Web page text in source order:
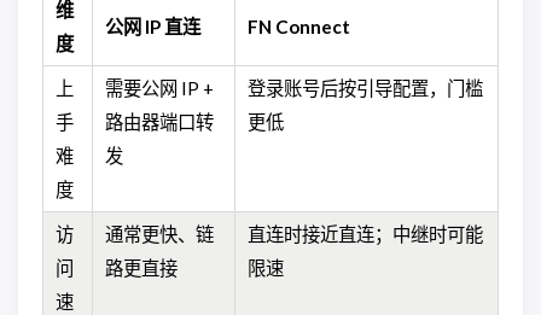
维
度
公网 IP 直连 FN Connect
上
手
难
度
需要公网 IP +
路由器端口转
发
登录账号后按引导配置，门槛
更低
访
问
速
通常更快、链
路更直接
直连时接近直连；中继时可能
限速